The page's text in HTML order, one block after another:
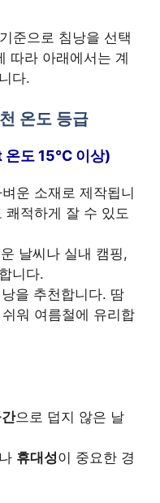
준으로 침낭을 선택
따라 아래에서는 계
다.
온도 등급
온도 15℃ 이상)
운 소재로 제작됩니
쾌적하게 잘 수 있도
날씨나 실내 캠핑,
니다.
을 추천합니다. 땀
워 여름철에 유리합
으로 덥지 않은 날
휴대성이 중요한 경